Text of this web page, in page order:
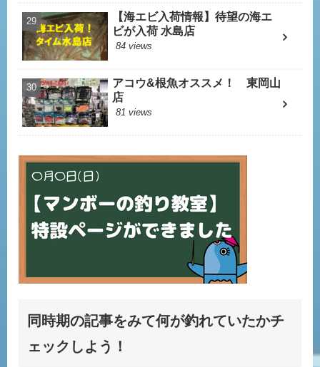
【海エビ入荷情報】待望の海エ
ビが入荷 水島店
84 views
アコウ&根魚オススメ！ 東岡山
店
81 views
同時期の記事をみて何が釣れていたかチ
ェックしよう！